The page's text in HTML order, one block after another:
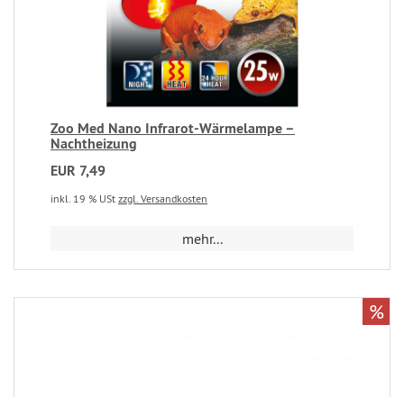
Zoo Med Nano Infrarot-Wärmelampe –
Nachtheizung
EUR 7,49
inkl. 19 % USt zzgl. Versandkosten
mehr...
%